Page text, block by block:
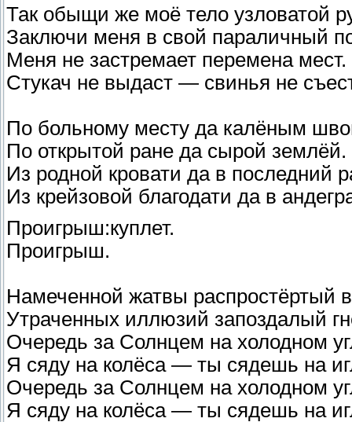
Так обыщи же моё тело узловатой
Заключи меня в свой параличный
Меня не застремает перемена мест.
Стукач не выдаст — свинья не
По больному месту да калёным
По открытой ране да сырой землёй.
Из родной кровати да в последний
Из крейзовой благодати да в
Проигрыш:куплет.
Проигрыш.
Намеченной жатвы распростёртый
Утраченных иллюзий запоздалый
Очередь за Солнцем на холодном
Я сяду на колёса — ты сядешь на
Очередь за Солнцем на холодном
Я сяду на колёса — ты сядешь на